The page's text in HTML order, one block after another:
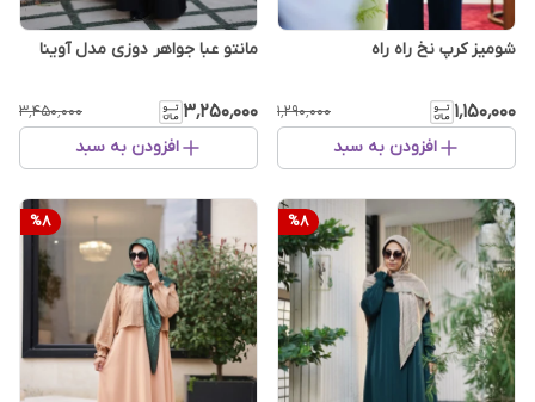
شومیز کرپ نخ راه راه
۱٬۱۵۰٬۰۰۰ ۱٬۲۹۰٬۰۰۰
افزودن به سبد
مانتو عبا جواهر دوزی مدل آوینا
۳٬۲۵۰٬۰۰۰ ۳٬۴۵۰٬۰۰۰
افزودن به سبد
%8
%8